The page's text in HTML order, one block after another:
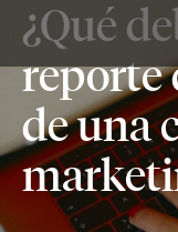
WAM
¿Qué
reporte
de una